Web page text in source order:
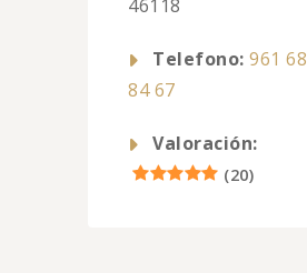
46118
Telefono: 961 68
84 67
Valoración:
(20)